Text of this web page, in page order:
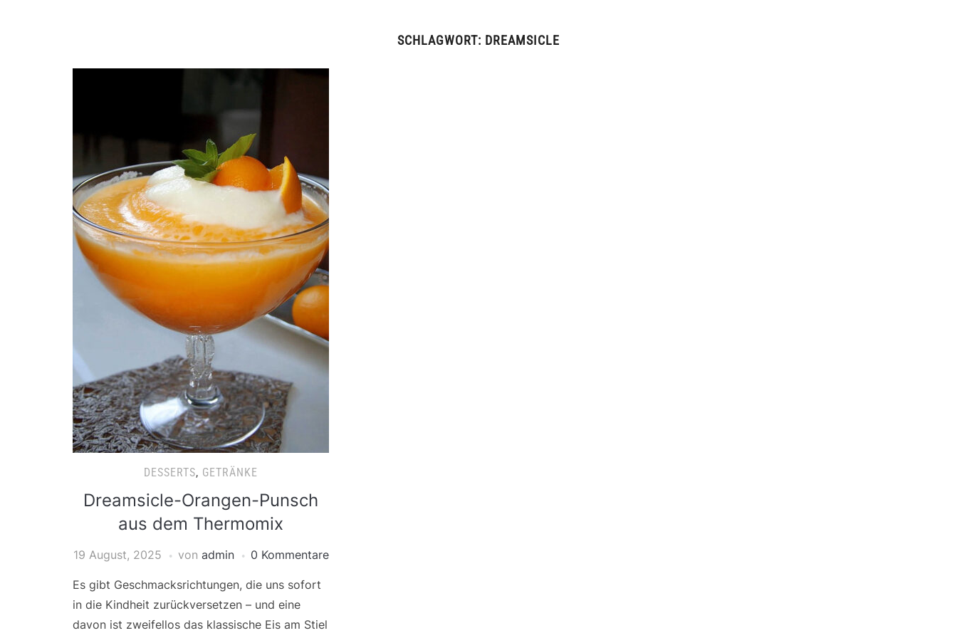
SCHLAGWORT: DREAMSICLE
DESSERTS, GETRÄNKE
Dreamsicle-Orangen-Punsch
aus dem Thermomix
19 August, 2025 von admin 0 Kommentare
Es gibt Geschmacksrichtungen, die uns sofort
in die Kindheit zurückversetzen – und eine
davon ist zweifellos das klassische Eis am Stiel